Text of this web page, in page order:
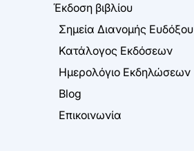
Έκδοση βιβλίου
Σημεία Διανομής Ευδόξου
Κατάλογος Εκδόσεων
Ημερολόγιο Εκδηλώσεων
Blog
Επικοινωνία